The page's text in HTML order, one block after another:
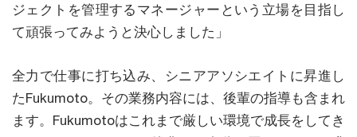
ジェクトを管理するマネージャーという立場を目指し
て頑張ってみようと決心しました」
全力で仕事に打ち込み、シニアアソシエイトに昇進し
たFukumoto。その業務内容には、後輩の指導も含まれ
ます。Fukumotoはこれまで厳しい環境で成長をしてき